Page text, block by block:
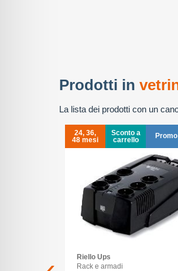
Prodotti in
La lista dei prodotti con un
24, 36,
48 mesi
Sconto a
carrello
Promo
Riello Ups
Rack e armadi